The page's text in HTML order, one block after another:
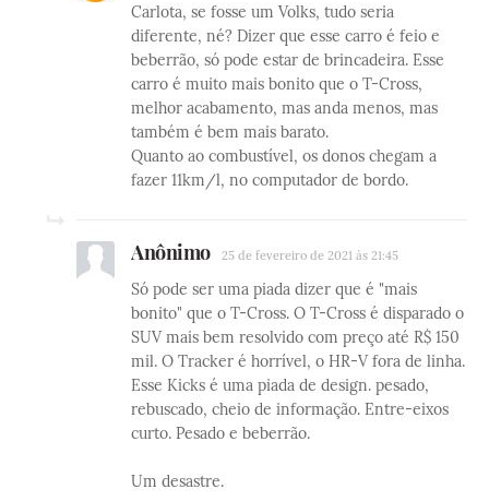
Carlota, se fosse um Volks, tudo seria
diferente, né? Dizer que esse carro é feio e
beberrão, só pode estar de brincadeira. Esse
carro é muito mais bonito que o T-Cross,
melhor acabamento, mas anda menos, mas
também é bem mais barato.
Quanto ao combustível, os donos chegam a
fazer 11km/l, no computador de bordo.
Anônimo 25 de fevereiro de 2021 às 21:45
Só pode ser uma piada dizer que é "mais
bonito" que o T-Cross. O T-Cross é disparado o
SUV mais bem resolvido com preço até R$ 150
mil. O Tracker é horrível, o HR-V fora de linha.
Esse Kicks é uma piada de design. pesado,
rebuscado, cheio de informação. Entre-eixos
curto. Pesado e beberrão.
Um desastre.